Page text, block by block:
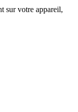
sur votre appareil,